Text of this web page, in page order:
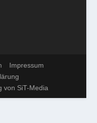
Impressum
von SiT-Media